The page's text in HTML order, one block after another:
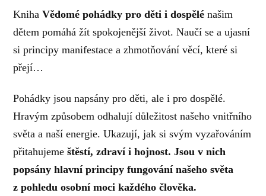
KnihaVědomé pohádky pro děti i dospělé našim
dětem pomáhá žít spokojenější život. Naučí se a ujasní
si principy manifestace a zhmotňování věcí, které si
přejí…
Pohádky jsou napsány pro děti, ale i pro dospělé.
Hravým způsobem odhalují důležitost našeho vnitřního
světa a naší energie. Ukazují, jak si svým vyzařováním
přitahujemeštěstí, zdraví i hojnost. Jsou v nich
popsány hlavní principy fungování našeho světa
z pohledu osobní moci každého člověka.